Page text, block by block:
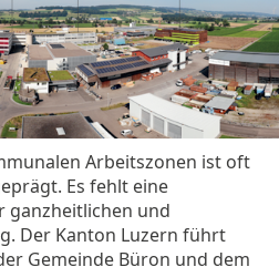
Arbeitszonen ist oft
Es fehlt eine
ganzheitlichen und
Der Kanton Luzern führt
Gemeinde Büron und dem